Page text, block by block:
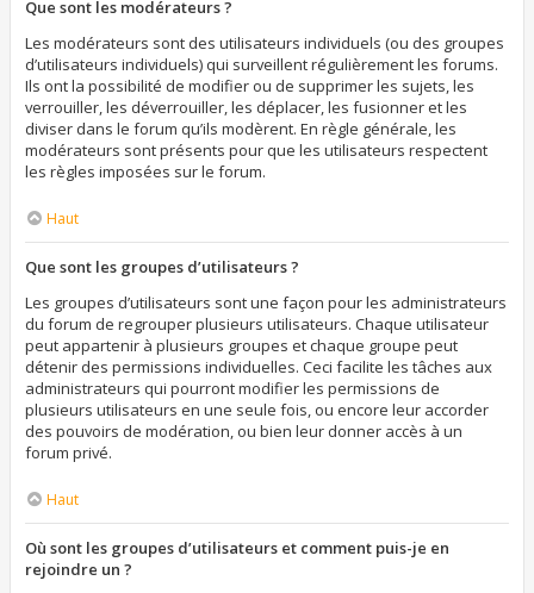
Que sont les modérateurs ?
Les modérateurs sont des utilisateurs individuels (ou des groupes
d’utilisateurs individuels) qui surveillent régulièrement les forums.
Ils ont la possibilité de modifier ou de supprimer les sujets, les
verrouiller, les déverrouiller, les déplacer, les fusionner et les
diviser dans le forum qu’ils modèrent. En règle générale, les
modérateurs sont présents pour que les utilisateurs respectent
les règles imposées sur le forum.
Haut
Que sont les groupes d’utilisateurs ?
Les groupes d’utilisateurs sont une façon pour les administrateurs
du forum de regrouper plusieurs utilisateurs. Chaque utilisateur
peut appartenir à plusieurs groupes et chaque groupe peut
détenir des permissions individuelles. Ceci facilite les tâches aux
administrateurs qui pourront modifier les permissions de
plusieurs utilisateurs en une seule fois, ou encore leur accorder
des pouvoirs de modération, ou bien leur donner accès à un
forum privé.
Haut
Où sont les groupes d’utilisateurs et comment puis-je en
rejoindre un ?